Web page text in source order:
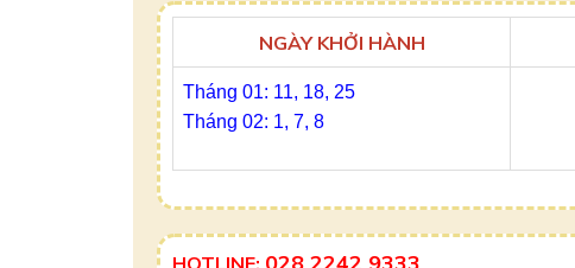
NGÀY KHỞI HÀNH
Tháng 01: 11, 18, 25
Tháng 02: 1, 7, 8
HOTLINE: